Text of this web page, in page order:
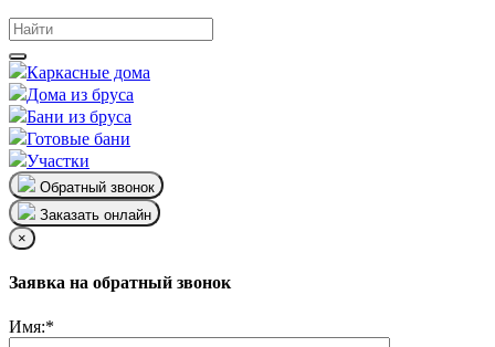
Каркасные дома
Дома из бруса
Бани из бруса
Готовые бани
Участки
Обратный звонок
Заказать онлайн
×
Заявка на обратный звонок
Имя:*